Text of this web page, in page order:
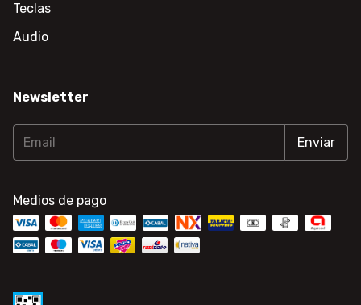
Teclas
Audio
Newsletter
Medios de pago